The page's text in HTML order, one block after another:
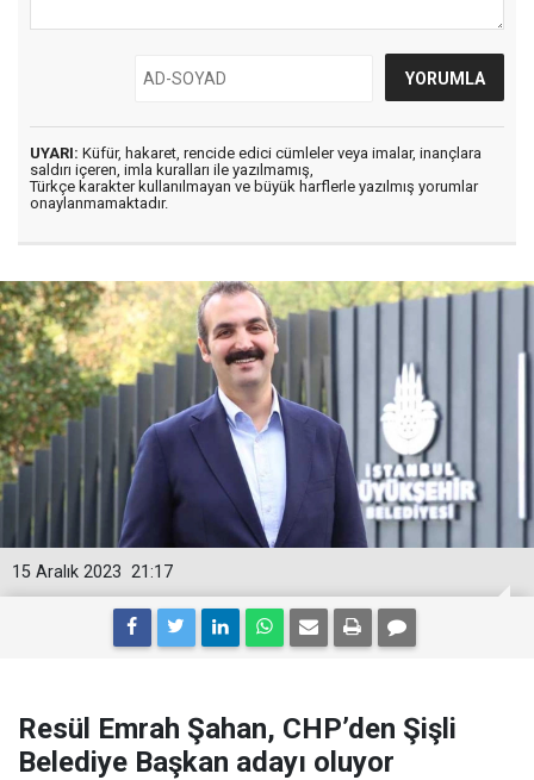
UYARI: Küfür, hakaret, rencide edici cümleler veya imalar, inançlara
saldırı içeren, imla kuralları ile yazılmamış,
Türkçe karakter kullanılmayan ve büyük harflerle yazılmış yorumlar
onaylanmamaktadır.
21:17
15 Aralık 2023
Resül Emrah Şahan, CHP’den Şişli
Belediye Başkan adayı oluyor